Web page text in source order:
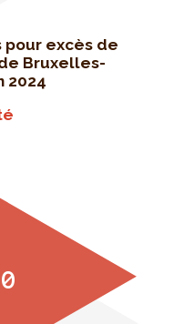
excès de
Bruxelles-
2024